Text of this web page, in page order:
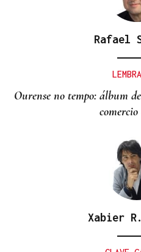
Rafael
Ourense no tempo: álbum
Xabier